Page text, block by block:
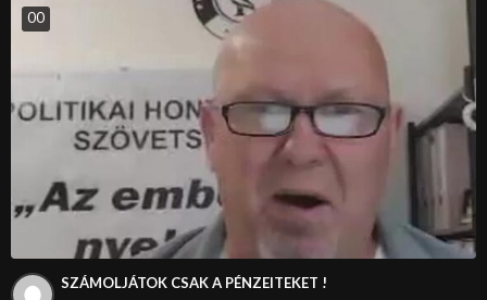
00
SZÁMOLJÁTOK CSAK A PÉNZEITEKET !